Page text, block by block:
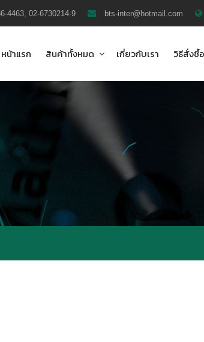
4463, 02-6730214-9 bts-inter@hotmail.com
หน้าแรก สินค้าทั้งหมด เกี่ยวกับเรา วิธีสั่งซื้